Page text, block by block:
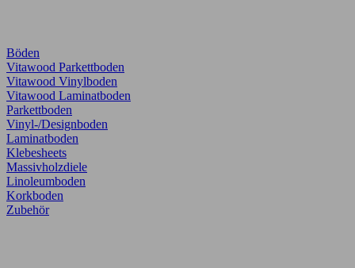
Böden
Vitawood Parkettboden
Vitawood Vinylboden
Vitawood Laminatboden
Parkettboden
Vinyl-/Designboden
Laminatboden
Klebesheets
Massivholzdiele
Linoleumboden
Korkboden
Zubehör